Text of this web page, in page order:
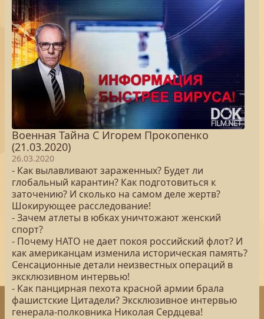
Военная Тайна С Игорем Прокопенко
(21.03.2020)
26.03.2020
- Как вылавливают зараженных? Будет ли
глобальный карантин? Как подготовиться к
заточению? И сколько на самом деле жертв?
Шокирующее расследование!
- Зачем атлеты в юбках уничтожают женский
спорт?
- Почему НАТО не дает покоя российский флот? И
как американцам изменила историческая память?
Сенсационные детали неизвестных операций в
эксклюзивном интервью!
- Как панцирная пехота красной армии брала
фашистские Цитадели? Эксклюзивное интервью
генерала-полковника Николая Сердцева!